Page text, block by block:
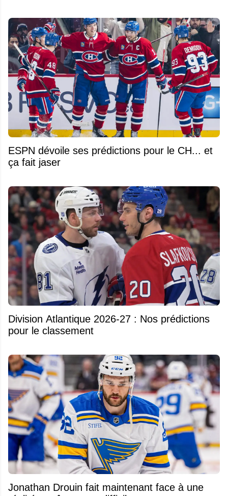
ESPN dévoile ses prédictions pour le CH... et
ça fait jaser
Division Atlantique 2026-27 : Nos prédictions
pour le classement
Jonathan Drouin fait maintenant face à une